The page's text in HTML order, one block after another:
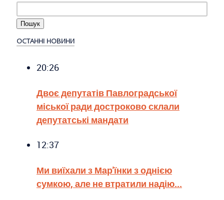
ОСТАННІ НОВИНИ
20:26
Двоє депутатів Павлоградської
міської ради достроково склали
депутатські мандати
12:37
Ми виїхали з Мар'їнки з однією
сумкою, але не втратили надію...